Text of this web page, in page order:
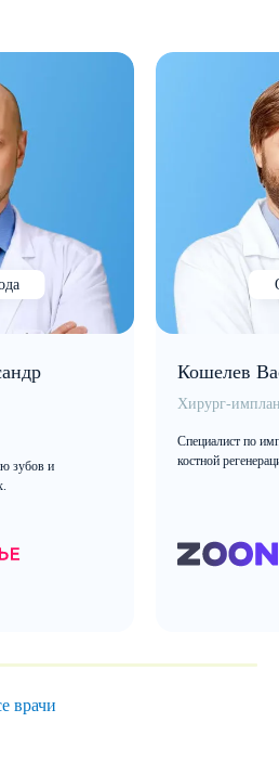
зубов и
Кошелев
Хирург-
Специалист по
костной
врачи